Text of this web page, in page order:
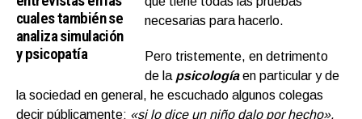
cuales también se
analiza simulación
y psicopatía
necesarias para hacerlo.
Pero tristemente, en detrimento
de la psicología en particular y de
la sociedad en general, he escuchado algunos colegas
decir públicamente: «si lo dice un niño dalo por hecho».